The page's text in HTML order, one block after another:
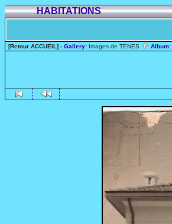
HABITATIONS
[Retour ACCUEIL] - Gallery: Images de TENES Album: